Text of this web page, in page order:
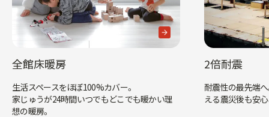
全館床暖房
生活スペースをほぼ100%カバー。
家じゅうが24時間いつでもどこでも暖かい理
想の暖房。
2倍耐震
耐震性の最先端
える震災後も安